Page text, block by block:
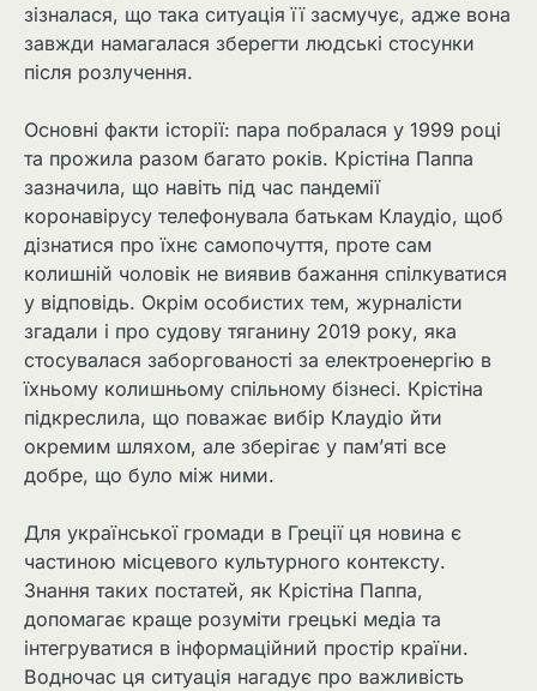
зізналася, що така ситуація її засмучує, адже вона
завжди намагалася зберегти людські стосунки
після розлучення.
Основні факти історії: пара побралася у 1999 році
та прожила разом багато років. Крістіна Паппа
зазначила, що навіть під час пандемії
коронавірусу телефонувала батькам Клаудіо, щоб
дізнатися про їхнє самопочуття, проте сам
колишній чоловік не виявив бажання спілкуватися
у відповідь. Окрім особистих тем, журналісти
згадали і про судову тяганину 2019 року, яка
стосувалася заборгованості за електроенергію в
їхньому колишньому спільному бізнесі. Крістіна
підкреслила, що поважає вибір Клаудіо йти
окремим шляхом, але зберігає у пам’яті все
добре, що було між ними.
Для української громади в Греції ця новина є
частиною місцевого культурного контексту.
Знання таких постатей, як Крістіна Паппа,
допомагає краще розуміти грецькі медіа та
інтегруватися в інформаційний простір країни.
Водночас ця ситуація нагадує про важливість